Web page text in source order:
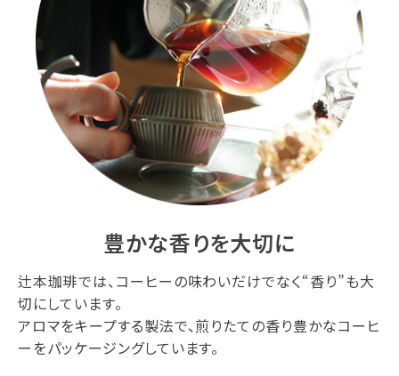
豊かな香りを大切に
辻本珈琲では、コーヒーの味わいだけでなく“香り”も大
切にしています。
アロマをキープする製法で、煎りたての香り豊かなコーヒ
ーをパッケージングしています。